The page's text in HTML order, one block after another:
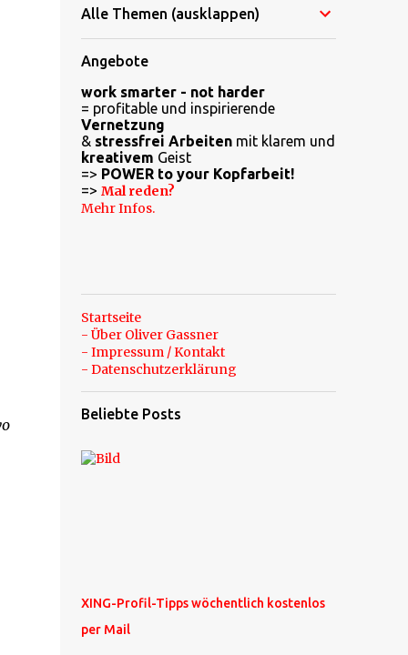
Alle Themen (ausklappen)
Angebote
work smarter - not harder
= profitable und inspirierende
Vernetzung
& stressfrei Arbeitenmit klarem und
kreativem Geist
=> POWER to your Kopfarbeit!
=> Mal reden?
Mehr Infos.
Startseite
- Über Oliver Gassner
- Impressum / Kontakt
- Datenschutzerklärung
Beliebte Posts
XING-Profil-Tipps wöchentlich kostenlos
per Mail